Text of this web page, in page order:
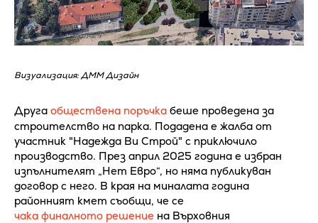
Визуализация: ДММ Дизайн
Друга обществена поръчка беше проведена за
строителство на парка. Подадена е жалба от
участник "Надежда Ви Строй" с приключило
производство. През април 2025 година е избран
изпълнителят „Нет Евро“, но няма публикуван
договор с него. В края на миналата година
районният кмет съобщи, че се
чака финалното решение на Върховния